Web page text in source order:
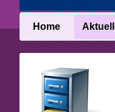
Home
News
News-